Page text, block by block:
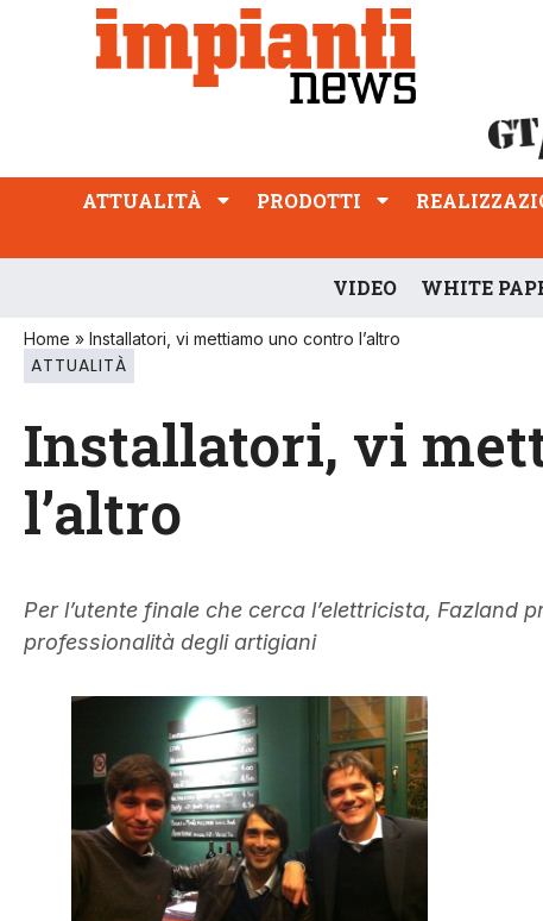
ATTUALITÀ PRODOTTI REALIZZAZIONI
PROFESSIONE
ATTUALITÀ PRODOTTI
VIDEO WHITE
Home » Installatori, vi mettiamo uno contro l’altro
ATTUALITÀ
Installatori, vi
l’altro
Per l’utente finale che cerca l’elettricista, Fazland
professionalità degli artigiani